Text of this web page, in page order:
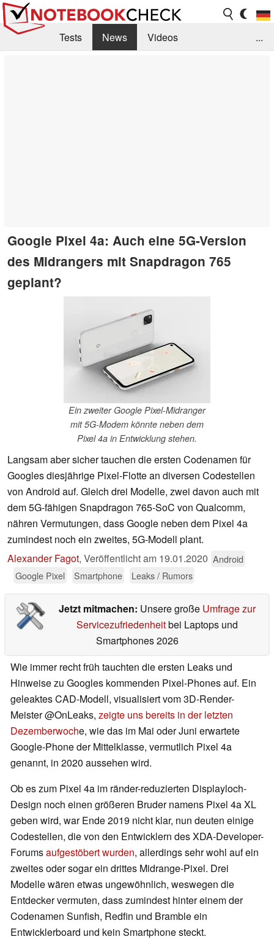
Tests News
Videos
...
Google Pixel 4a: Auch eine 5G-Version
des Midrangers mit Snapdragon 765
geplant?
Ein zweiter Google Pixel-Midranger
mit 5G-Modem könnte neben dem
Pixel 4a in Entwicklung stehen.
Langsam aber sicher tauchen die ersten Codenamen für
Googles diesjährige Pixel-Flotte an diversen Codestellen
von Android auf. Gleich drei Modelle, zwei davon auch mit
dem 5G-fähigen Snapdragon 765-SoC von Qualcomm,
nähren Vermutungen, dass Google neben dem Pixel 4a
zumindest noch ein zweites, 5G-Modell plant.
Alexander Fagot, Veröffentlicht am 19.01.2020 Android
Google Pixel
Smartphone Leaks / Rumors
Jetzt mitmachen: Unsere große Umfrage zur
Servicezufriedenheitbei Laptops und
Smartphones 2026
Wie immer recht früh tauchten die ersten Leaks und
Hinweise zu Googles kommenden Pixel-Phones auf. Ein
geleaktes CAD-Modell, visualisiert vom 3D-Render-
Meister @OnLeaks, zeigte uns bereits in der letzten
Dezemberwoche, wie das im Mai oder Juni erwartete
Google-Phone der Mittelklasse, vermutlich Pixel 4a
genannt, in 2020 aussehen wird.
Ob es zum Pixel 4a im ränder-reduzierten Displayloch-
Design noch einen größeren Bruder namens Pixel 4a XL
geben wird, war Ende 2019 nicht klar, nun deuten einige
Codestellen, die von den Entwicklern des XDA-Developer-
Forumsaufgestöbert wurden, allerdings sehr wohl auf ein
zweites oder sogar ein drittes Midrange-Pixel. Drei
Modelle wären etwas ungewöhnlich, weswegen die
Entdecker vermuten, dass zumindest hinter einem der
Codenamen Sunfish, Redfin und Bramble ein
Entwicklerboard und kein Smartphone steckt.